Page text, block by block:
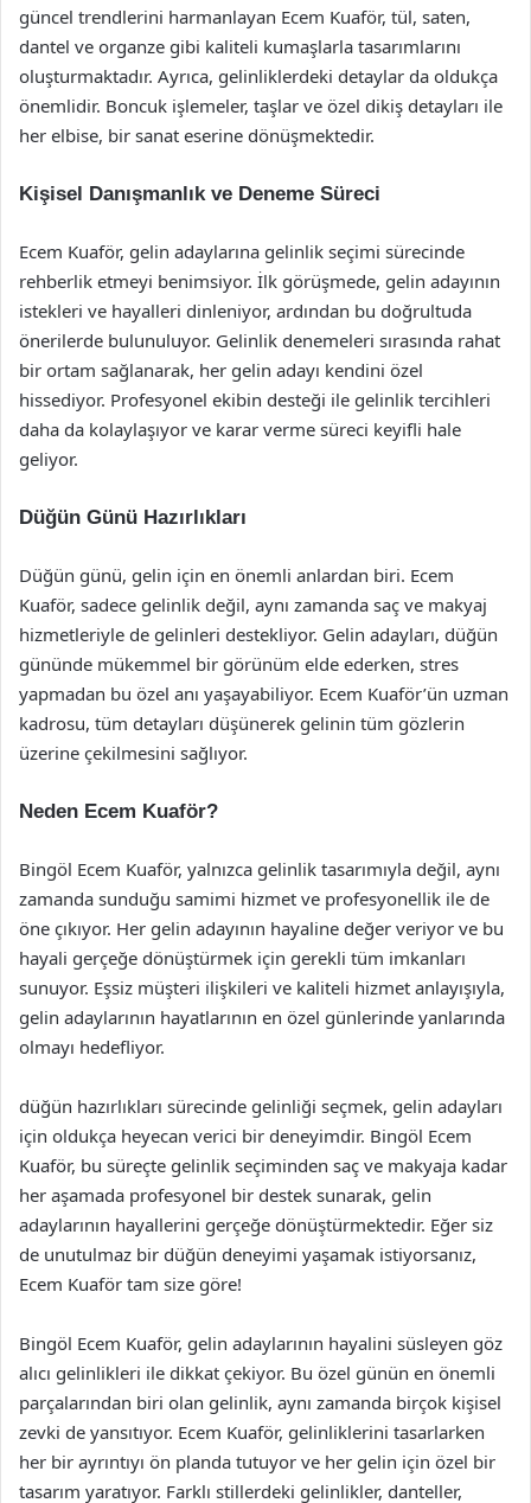
güncel trendlerini harmanlayan Ecem Kuaför, tül, saten,
dantel ve organze gibi kaliteli kumaşlarla tasarımlarını
oluşturmaktadır. Ayrıca, gelinliklerdeki detaylar da oldukça
önemlidir. Boncuk işlemeler, taşlar ve özel dikiş detayları ile
her elbise, bir sanat eserine dönüşmektedir.
Kişisel Danışmanlık ve Deneme Süreci
Ecem Kuaför, gelin adaylarına gelinlik seçimi sürecinde
rehberlik etmeyi benimsiyor. İlk görüşmede, gelin adayının
istekleri ve hayalleri dinleniyor, ardından bu doğrultuda
önerilerde bulunuluyor. Gelinlik denemeleri sırasında rahat
bir ortam sağlanarak, her gelin adayı kendini özel
hissediyor. Profesyonel ekibin desteği ile gelinlik tercihleri
daha da kolaylaşıyor ve karar verme süreci keyifli hale
geliyor.
Düğün Günü Hazırlıkları
Düğün günü, gelin için en önemli anlardan biri. Ecem
Kuaför, sadece gelinlik değil, aynı zamanda saç ve makyaj
hizmetleriyle de gelinleri destekliyor. Gelin adayları, düğün
gününde mükemmel bir görünüm elde ederken, stres
yapmadan bu özel anı yaşayabiliyor. Ecem Kuaför’ün uzman
kadrosu, tüm detayları düşünerek gelinin tüm gözlerin
üzerine çekilmesini sağlıyor.
Neden Ecem Kuaför?
Bingöl Ecem Kuaför, yalnızca gelinlik tasarımıyla değil, aynı
zamanda sunduğu samimi hizmet ve profesyonellik ile de
öne çıkıyor. Her gelin adayının hayaline değer veriyor ve bu
hayali gerçeğe dönüştürmek için gerekli tüm imkanları
sunuyor. Eşsiz müşteri ilişkileri ve kaliteli hizmet anlayışıyla,
gelin adaylarının hayatlarının en özel günlerinde yanlarında
olmayı hedefliyor.
düğün hazırlıkları sürecinde gelinliği seçmek, gelin adayları
için oldukça heyecan verici bir deneyimdir. Bingöl Ecem
Kuaför, bu süreçte gelinlik seçiminden saç ve makyaja kadar
her aşamada profesyonel bir destek sunarak, gelin
adaylarının hayallerini gerçeğe dönüştürmektedir. Eğer siz
de unutulmaz bir düğün deneyimi yaşamak istiyorsanız,
Ecem Kuaför tam size göre!
Bingöl Ecem Kuaför, gelin adaylarının hayalini süsleyen göz
alıcı gelinlikleri ile dikkat çekiyor. Bu özel günün en önemli
parçalarından biri olan gelinlik, aynı zamanda birçok kişisel
zevki de yansıtıyor. Ecem Kuaför, gelinliklerini tasarlarken
her bir ayrıntıyı ön planda tutuyor ve her gelin için özel bir
tasarım yaratıyor. Farklı stillerdeki gelinlikler, danteller,